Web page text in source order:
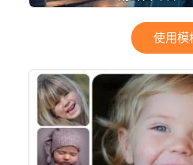
使用模